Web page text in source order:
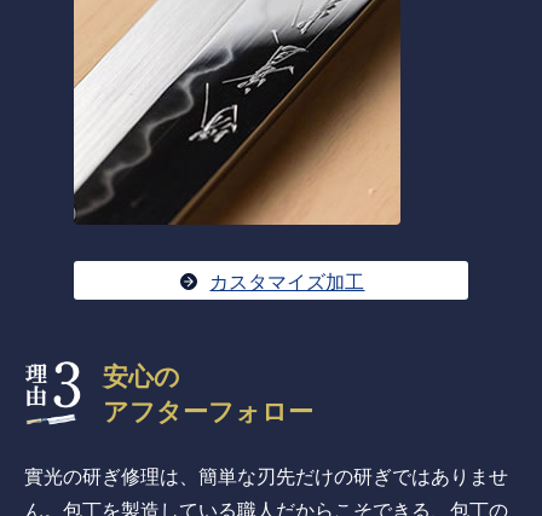
カスタマイズ加工
安心の
アフターフォロー
實光の研ぎ修理は、簡単な刃先だけの研ぎではありませ
ん。包丁を製造している職人だからこそできる、包丁の